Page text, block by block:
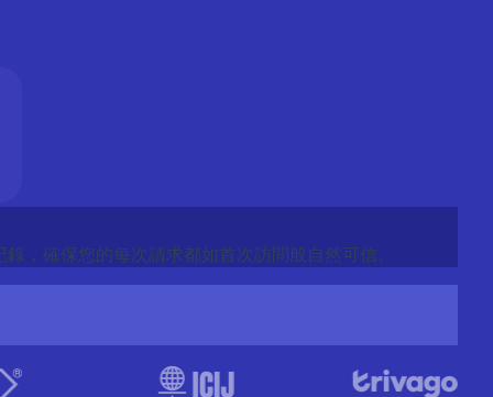
，確保您的每次請求都如首次訪問般自然可信。